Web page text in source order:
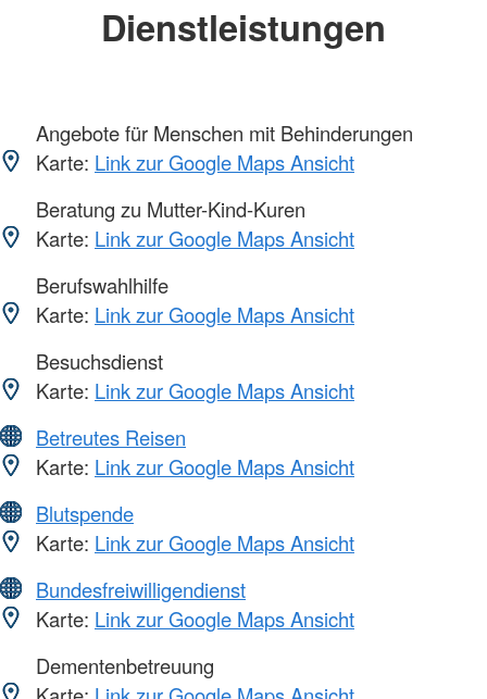
Dienstleistungen
Angebote für Menschen mit Behinderungen
Karte: Link zur Google Maps Ansicht
Beratung zu Mutter-Kind-Kuren
Karte: Link zur Google Maps Ansicht
Berufswahlhilfe
Karte: Link zur Google Maps Ansicht
Besuchsdienst
Karte: Link zur Google Maps Ansicht
Betreutes Reisen
Karte: Link zur Google Maps Ansicht
Blutspende
Karte: Link zur Google Maps Ansicht
Bundesfreiwilligendienst
Karte: Link zur Google Maps Ansicht
Dementenbetreuung